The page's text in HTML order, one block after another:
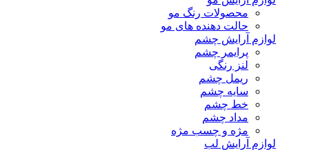
محصولات رنگ مو
حالت دهنده های مو
لوازم آرایش چشم
پرایمر چشم
لنز رنگی
ریمل چشم
سایه چشم
خط چشم
مداد چشم
مژه و چسب مژه
لوازم آرایش لب